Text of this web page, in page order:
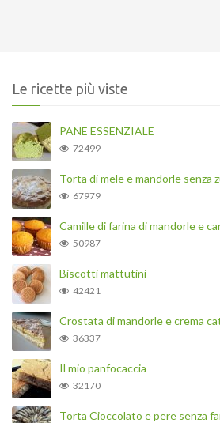
Le ricette più viste
PANE ESSENZIALE
72499
Torta di mele e mandorle senza
67979
Camille di farina di mandorle e
50987
Biscotti mattutini
42421
Crostata di mandorle e crema
36337
Il mio panfocaccia
32170
Torta Cioccolato e pere senza